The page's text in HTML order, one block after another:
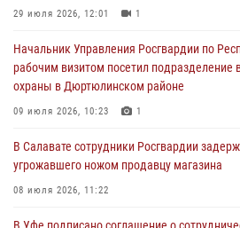
03 августа 2026, 04:15
Начальник отделения учёта и
Башкортостана ответил на вопросы
30 июля 2026, 12:54
за преступления против половой
29 июля 2026, 12:01 1
29 июля 2026, 12:01 1
Начальник Управления Росгвардии по
рабочим визитом посетил подразделение
охраны в Дюртюлинском районе
09 июля 2026, 10:23 1
В Салавате сотрудники Росгвардии
угрожавшего ножом продавцу магазина
08 июля 2026, 11:22
В Уфе подписано соглашение о